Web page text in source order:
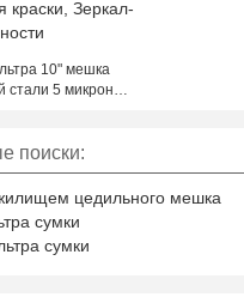
10" мешка
5 микронов
поиски:
цедильного мешка
сумки
сумки